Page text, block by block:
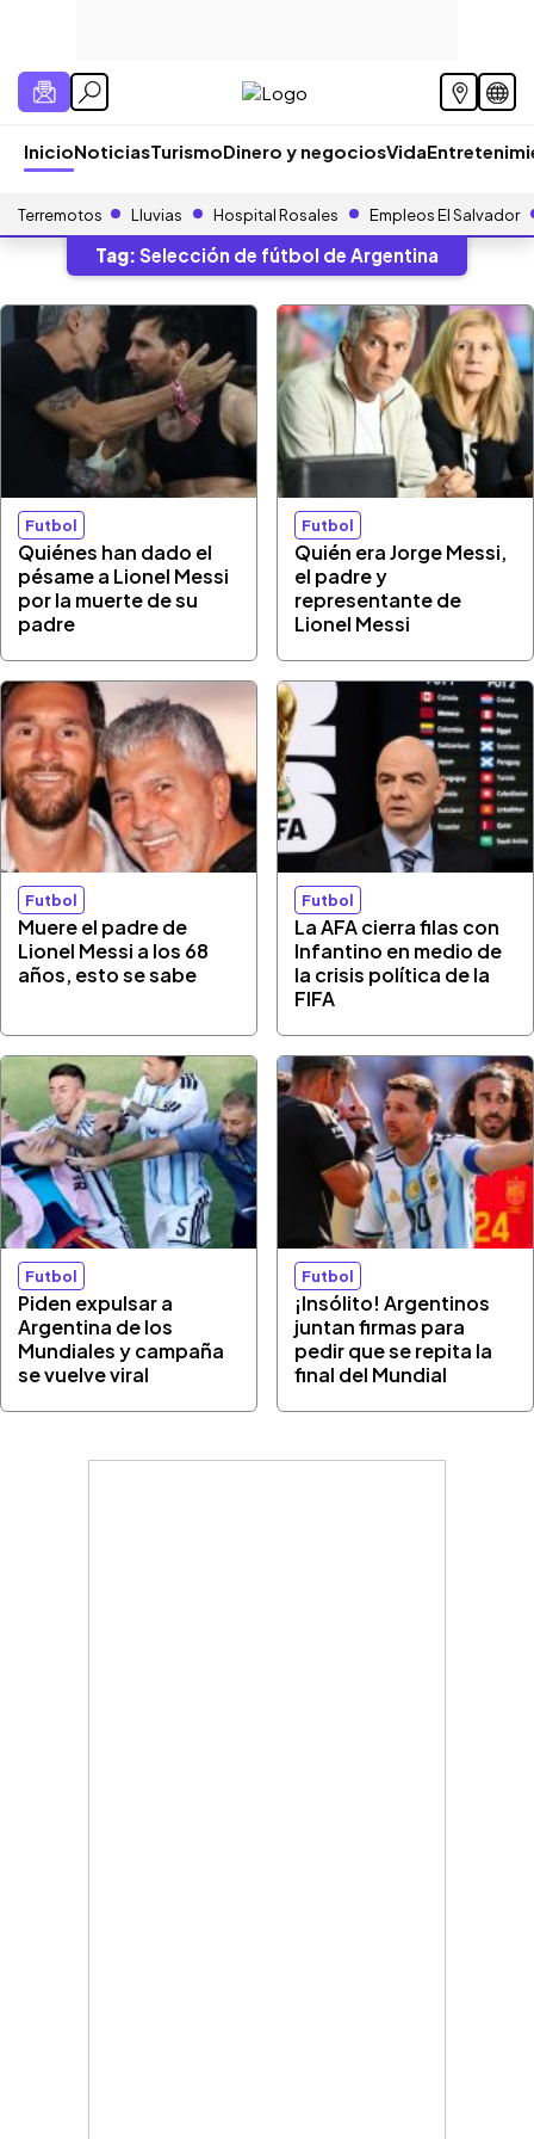
InicioNoticiasTurismoDinero y negociosVida
Terremotos Lluvias Hospital Rosales Empleos El Salvador
Tag: Selección de fútbol de Argentina
Futbol
Quiénes han dado el
pésame a Lionel Messi
por la muerte de su
padre
Futbol
Quién era Jorge Messi,
el padre y
representante de
Lionel Messi
Futbol
Muere el padre de
Lionel Messi a los 68
años, esto se sabe
Futbol
La AFA cierra filas con
Infantino en medio de
la crisis política de la
FIFA
Futbol
Piden expulsar a
Argentina de los
Mundiales y campaña
se vuelve viral
Futbol
¡Insólito! Argentinos
juntan firmas para
pedir que se repita la
final del Mundial